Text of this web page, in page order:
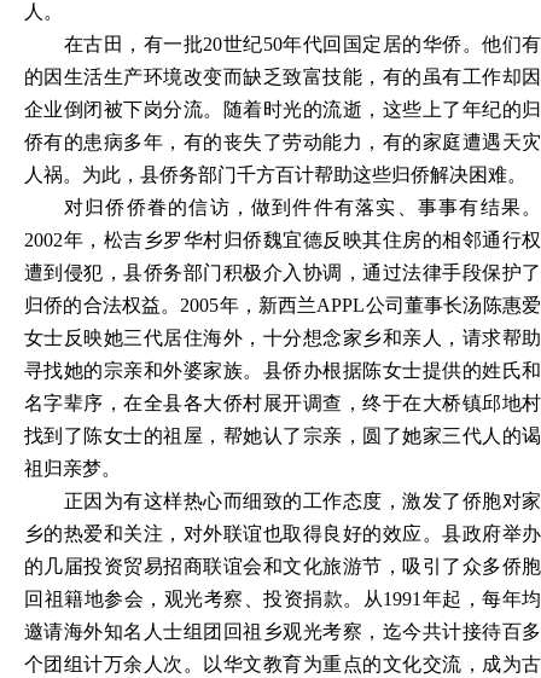
人。
在古田，有一批20世纪50年代回国定居的华侨。他们有
的因生活生产环境改变而缺乏致富技能，有的虽有工作却因
企业倒闭被下岗分流。随着时光的流逝，这些上了年纪的归
侨有的患病多年，有的丧失了劳动能力，有的家庭遭遇天灾
人祸。为此，县侨务部门千方百计帮助这些归侨解决困难。
对归侨侨眷的信访，做到件件有落实、事事有结果。
2002年，松吉乡罗华村归侨魏宜德反映其住房的相邻通行权
遭到侵犯，县侨务部门积极介入协调，通过法律手段保护了
归侨的合法权益。2005年，新西兰APPL公司董事长汤陈惠爱
女士反映她三代居住海外，十分想念家乡和亲人，请求帮助
寻找她的宗亲和外婆家族。县侨办根据陈女士提供的姓氏和
名字辈序，在全县各大侨村展开调查，终于在大桥镇邱地村
找到了陈女士的祖屋，帮她认了宗亲，圆了她家三代人的谒
祖归亲梦。
正因为有这样热心而细致的工作态度，激发了侨胞对家
乡的热爱和关注，对外联谊也取得良好的效应。县政府举办
的几届投资贸易招商联谊会和文化旅游节，吸引了众多侨胞
回祖籍地参会，观光考察、投资捐款。从1991年起，每年均
邀请海外知名人士组团回祖乡观光考察，迄今共计接待百多
个团组计万余人次。以华文教育为重点的文化交流，成为古